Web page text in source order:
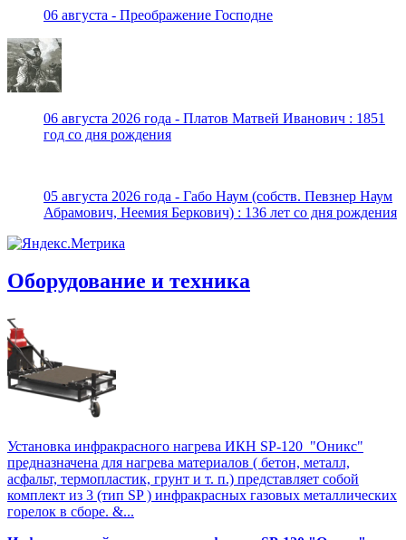
06 августа - Преображение Господне
06 августа 2026 года - Платов Матвей Иванович : 1851
год со дня рождения
05 августа 2026 года - Габо Наум (собств. Певзнер Наум
Абрамович, Неемия Беркович) : 136 лет со дня рождения
Оборудование и техника
Установка инфракрасного нагрева ИКН SP-120 "Оникс"
предназначена для нагрева материалов ( бетон, металл,
асфальт, термопластик, грунт и т. п.) представляет собой
комплект из 3 (тип SP ) инфракрасных газовых металлических
горелок в сборе. &...